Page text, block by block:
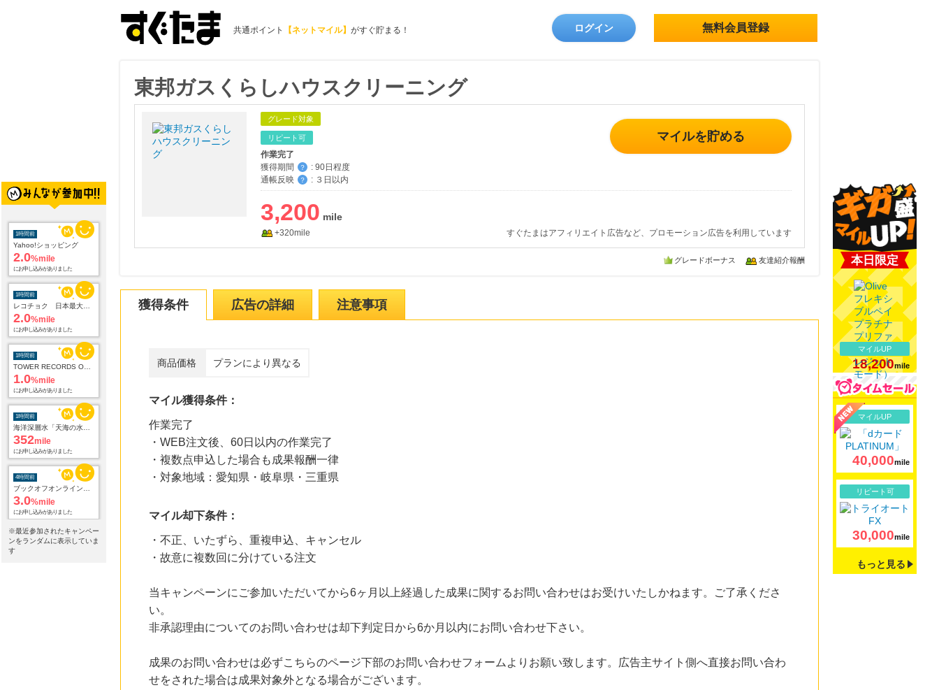
共通ポイント 【ネットマイル】 がすぐ貯まる！ ログイン 無料会員登録
1時間前
Yahoo!ショッピング
2.0%mile
にお申し込みがありました
1時間前
2.0%mile
にお申し込みがありました
1時間前
1.0%mile
にお申し込みがありました
1時間前
352mile
にお申し込みがありました
4時間前
3.0%mile
にお申し込みがありました
10時間前
Sony Music Shop
※最近参加されたキャンペー
ンをランダムに表示していま
す
東邦ガスくらしハウスクリーニング
グレード対象
リピート可
作業完了
獲得期間
？ : 90日程度
通帳反映
？ : ３日以内
マイルを貯める
3,200
+320mile すぐたまはアフィリエイト広告など、プロモーション広告を利用しています
グレードボーナス 友達紹介報酬
獲得条件 広告の詳細 注意事項
商品価格 プランにより異なる
マイル獲得条件：
作業完了
・WEB注文後、60日以内の作業完了
・複数点申込した場合も成果報酬一律
・対象地域：愛知県・岐阜県・三重県
マイル却下条件：
・不正、いたずら、重複申込、キャンセル
・故意に複数回に分けている注文
当キャンペーンにご参加いただいてから6ヶ月以上経過した成果に関するお問い合わせはお受けいたしかねます。ご了承くださ
い。
非承認理由についてのお問い合わせは却下判定日から6か月以内にお問い合わせ下さい。
成果のお問い合わせは必ずこちらのページ下部のお問い合わせフォームよりお願い致します。広告主サイト側へ直接お問い合わ
せをされた場合は成果対象外となる場合がございます。
本日限定
マイルUP
18,200mile
マイルUP
40,000mile
リピート可
30,000mile
もっと見る